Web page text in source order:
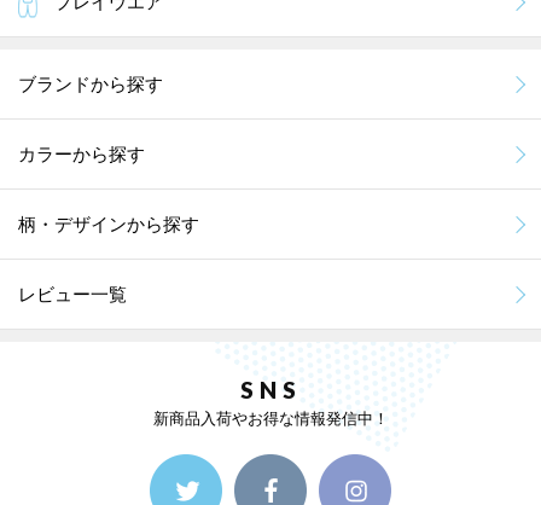
ブランドから探す
カラーから探す
柄・デザインから探す
レビュー一覧
SNS
新商品入荷やお得な情報発信中！